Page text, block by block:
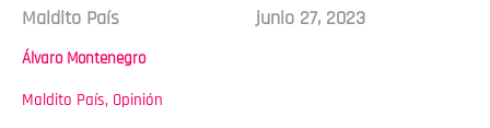
Maldito País junio 27, 2023
Álvaro Montenegro
Maldito País, Opinión